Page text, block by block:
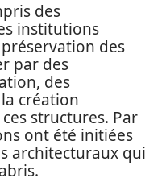
des
institutions
des
par des
des
création
structures. Par
ont été initiées
architecturaux qui